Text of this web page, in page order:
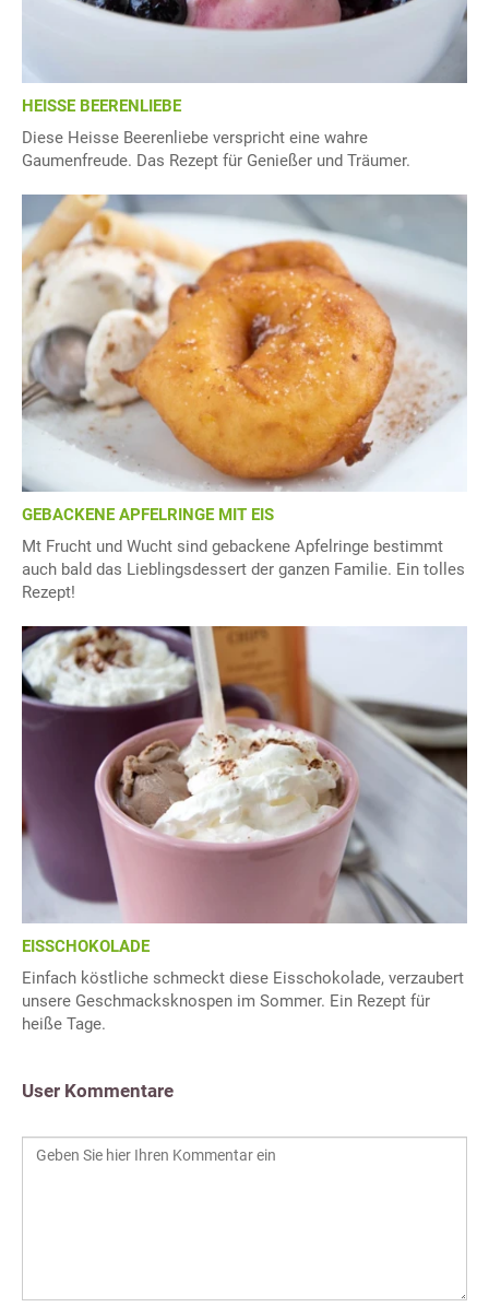
HEISSE BEERENLIEBE
Diese Heisse Beerenliebe verspricht eine wahre
Gaumenfreude. Das Rezept für Genießer und Träumer.
GEBACKENE APFELRINGE MIT EIS
Mt Frucht und Wucht sind gebackene Apfelringe bestimmt
auch bald das Lieblingsdessert der ganzen Familie. Ein tolles
Rezept!
EISSCHOKOLADE
Einfach köstliche schmeckt diese Eisschokolade, verzaubert
unsere Geschmacksknospen im Sommer. Ein Rezept für
heiße Tage.
User Kommentare